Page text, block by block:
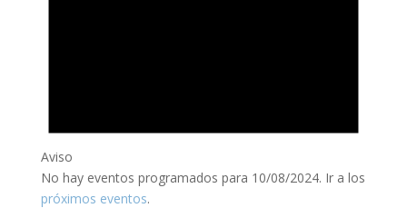
Aviso
No hay eventos programados para 10/08/2024. Ir a los
próximos eventos.